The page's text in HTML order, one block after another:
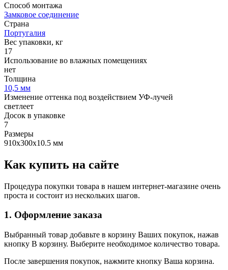
Способ монтажа
Замковое соединение
Страна
Португалия
Вес упаковки, кг
17
Использование во влажных помещениях
нет
Толщина
10,5 мм
Изменение оттенка под воздействием УФ-лучей
светлеет
Досок в упаковке
7
Размеры
910х300х10.5 мм
Как купить на сайте
Процедура покупки товара в нашем интернет-магазине очень
проста и состоит из нескольких шагов.
1. Оформление заказа
Выбранный товар добавьте в корзину Ваших покупок, нажав
кнопку В корзину. Выберите необходимое количество товара.
После завершения покупок, нажмите кнопку Ваша корзина.